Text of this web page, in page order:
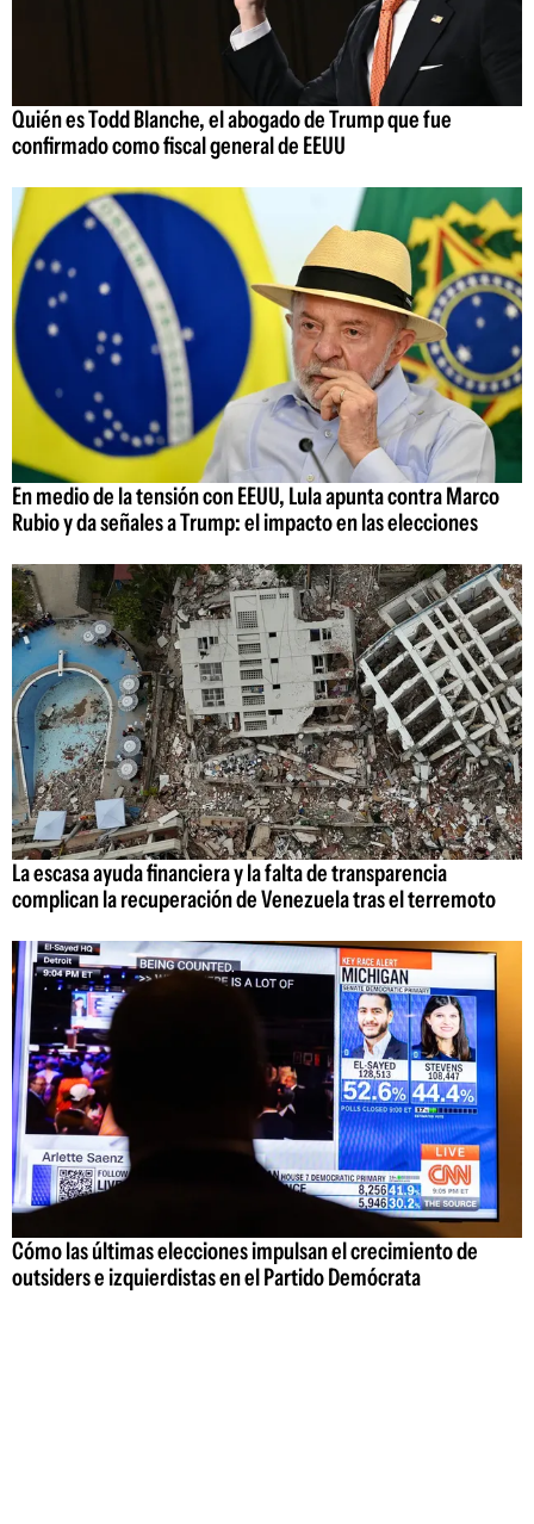
Quién es Todd Blanche, el abogado de Trump que fue
confirmado como fiscal general de EEUU
En medio de la tensión con EEUU, Lula apunta contra Marco
Rubio y da señales a Trump: el impacto en las elecciones
La escasa ayuda financiera y la falta de transparencia
complican la recuperación de Venezuela tras el terremoto
Cómo las últimas elecciones impulsan el crecimiento de
outsiders e izquierdistas en el Partido Demócrata